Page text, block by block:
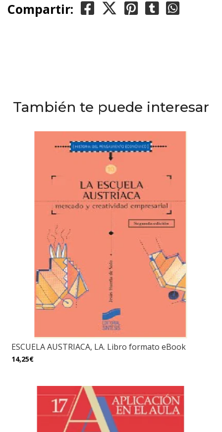
Compartir:
También te puede interesar
ESCUELA AUSTRIACA, LA. Libro formato eBook
14,25€